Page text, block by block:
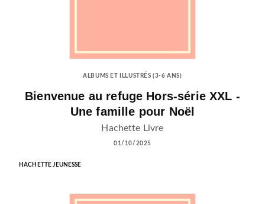
ALBUMS ET ILLUSTRÉS (3-6 ANS)
Bienvenue au refuge Hors-série XXL -
Une famille pour Noël
Hachette Livre
01/10/2025
HACHETTE JEUNESSE